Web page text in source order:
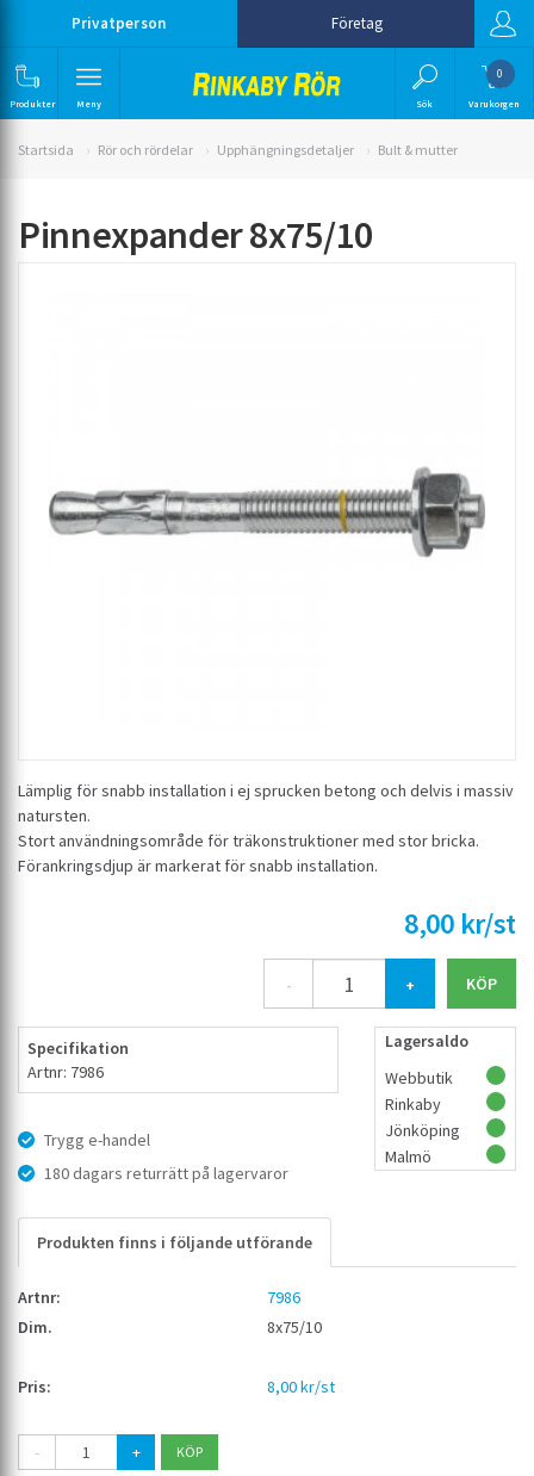
Privatperson Företag
Produkter Meny Sök
0
Varukorgen
Startsida Rör och rördelar Upphängningsdetaljer Bult & mutter
Pinnexpander 8x75/10
Lämplig för snabb installation i ej sprucken betong och delvis i massiv
natursten.
Stort användningsområde för träkonstruktioner med stor bricka.
Förankringsdjup är markerat för snabb installation.
8,00 kr/st
- +
Specifikation
Artnr: 7986
Trygg e-handel
180 dagars returrätt på lagervaror
Lagersaldo
Webbutik
Rinkaby
Jönköping
Malmö
Produkten finns i följande utförande
7986
8x75/10
8,00 kr/st
- +